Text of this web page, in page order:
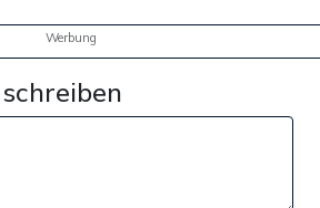
Werbung